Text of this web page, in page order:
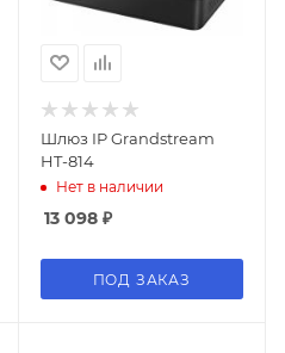
Шлюз IP Grandstream
HT-814
Нет в наличии
13 098₽
ПОД ЗАКАЗ